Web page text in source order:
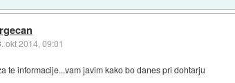
okt 2014, 09:01
te informacije...vam javim kako bo danes pri dohtarju